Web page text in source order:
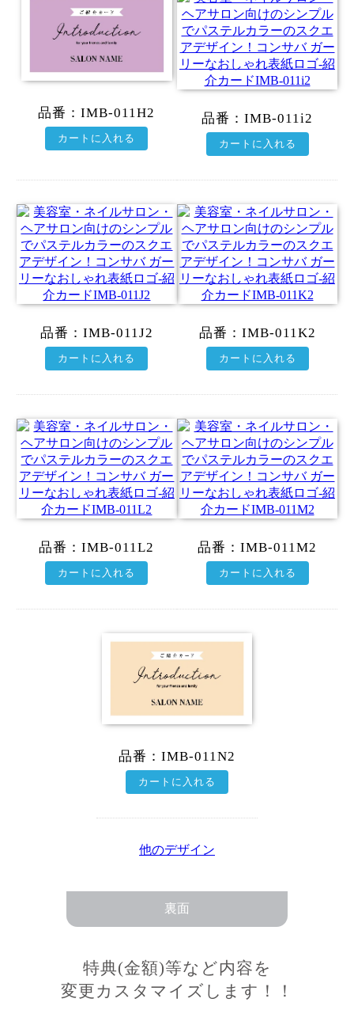
品番：IMB-011H2
カートに入れる
品番： IMB-011i2
カートに入れる
品番： IMB-011J2
カートに入れる
品番： IMB-011K2
カートに入れる
品番：IMB-011L2
カートに入れる
品番： IMB-011M2
カートに入れる
品番： IMB-011N2
カートに入れる
他のデザイン
裏面
特典(金額)等など内容を
変更カスタマイズします！！